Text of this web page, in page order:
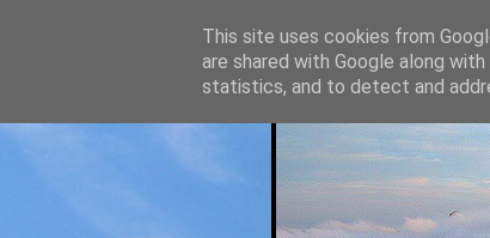
This site uses cookies from
are shared with Google along
statistics, and to detect and